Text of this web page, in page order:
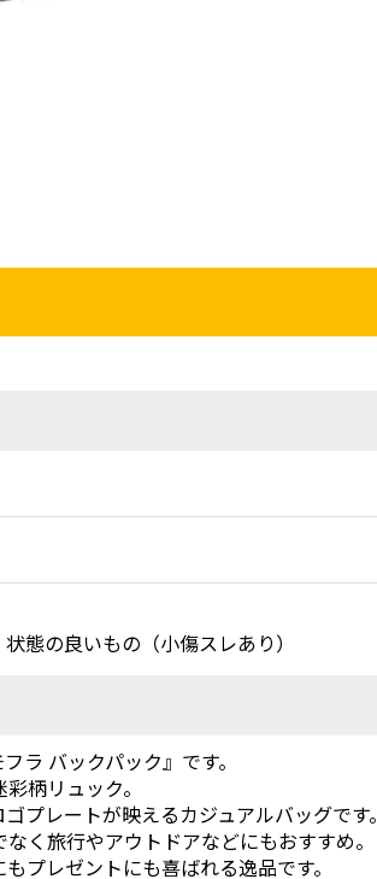
態の良いもの（小傷スレあり）
ラ バックパック』です。
柄リュック。
プレートが映えるカジュアルバッグです。
く旅行やアウトドアなどにもおすすめ。
プレゼントにも喜ばれる逸品です。